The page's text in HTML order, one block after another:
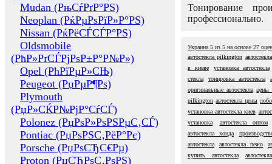
Mudan (РњСѓРґР°РЅ)
Neoplan (РќРµРѕРїР»Р°РЅ)
Nissan (РќРёСЃСЃР°РЅ)
Oldsmobile
(РћР»РґСЃРјРѕР±Р°Р№Р»)
Opel (РћРїРµР»СЊ)
Peugeot (РџРµР¶Рѕ)
Plymouth
(РџР»СЌР№РјР°СѓСЃ)
Polonez (РџРѕР»РѕРЅРµС‚СЃ)
Pontiac (РџРѕРЅС‚РёР°Рє)
Porsche (РџРѕСЂС€Рµ)
Proton (РџСЂРѕС‚РѕРЅ)
Тонирование
профессионально.
Украина 5 из 5 на основе 27
автостекла pilkington
в киеве
установка автостекла
стекла
тонировка автостекла
оригинальные автостекла цены
pilkington автостекла цены
установка автостекла киев
установка
автостекла оптом
автостекла хонда
автостекла
автостекла пежо
купить автостекла